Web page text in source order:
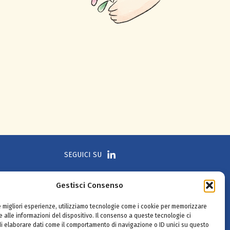
Gestisci Consenso
migliori esperienze, utilizziamo tecnologie come i cookie per memorizzare
alle informazioni del dispositivo. Il consenso a queste tecnologie ci
elaborare dati come il comportamento di navigazione o ID unici su questo
SEGUICI SU